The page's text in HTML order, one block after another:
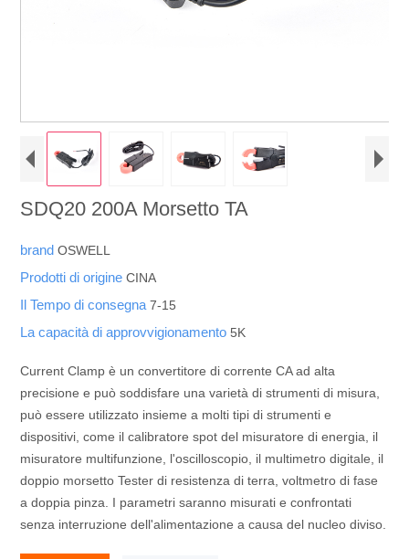
SDQ20 200A Morsetto TA
brandOSWELL
Prodotti di origineCINA
Il Tempo di consegna7-15
La capacità di approvvigionamento5K
Current Clamp è un convertitore di corrente CA ad alta
precisione e può soddisfare una varietà di strumenti di misura,
può essere utilizzato insieme a molti tipi di strumenti e
dispositivi, come il calibratore spot del misuratore di energia, il
misuratore multifunzione, l'oscilloscopio, il multimetro digitale, il
doppio morsetto Tester di resistenza di terra, voltmetro di fase
a doppia pinza. I parametri saranno misurati e confrontati
senza interruzione dell'alimentazione a causa del nucleo diviso.